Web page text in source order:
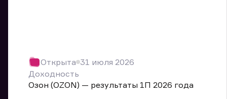
Открыта 31 июля 2026
Доходность
Озон (OZON) — результаты 1П 2026 года
Мы